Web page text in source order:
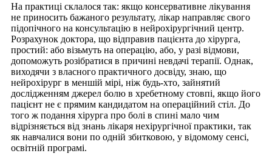
На практиці склалося так: якщо консервативне лікування
не приносить бажаного результату, лікар направляє свого
підопічного на консультацію в нейрохірургічний центр.
Розрахунок доктора, що відправив пацієнта до хірурга,
простий: або візьмуть на операцію, або, у разі відмови,
допоможуть розібратися в причині невдачі терапії. Однак,
виходячи з власного практичного досвіду, знаю, що
нейрохірург в меншій мірі, ніж будь-хто, зайнятий
дослідженням джерел болю в хребетному стовпі, якщо його
пацієнт не є прямим кандидатом на операційний стіл. До
того ж подання хірурга про болі в спині мало чим
відрізняється від знань лікаря нехірургічної практики, так
як навчалися вони по одній збитковою, у відомому сенсі,
освітній програмі.